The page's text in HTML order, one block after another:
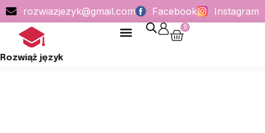
rozwiazjezyk@gmail.com Facebook Instagram
Rozwiąż język
0